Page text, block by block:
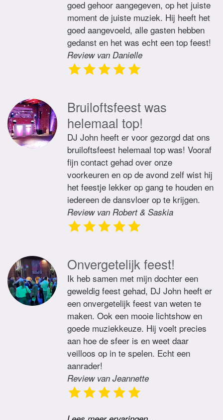
goed gehoor aangegeven, op het juiste
moment de juiste muziek. Hij heeft het
goed aangevoeld, alle gasten hebben
gedanst en het was echt een top feest!
Review van Danielle
Bruiloftsfeest was
helemaal top!
DJ John heeft er voor gezorgd dat ons
bruiloftsfeest helemaal top was! Vooraf
fijn contact gehad over onze
voorkeuren en op de avond zelf wist hij
het feestje lekker op gang te houden en
iedereen de dansvloer op te krijgen.
Review van Robert & Saskia
Onvergetelijk feest!
Ik heb samen met mijn dochter een
geweldig feest gehad, DJ John heeft er
een onvergetelijk feest van weten te
maken. Ook een mooie lichtshow en
goede muziekkeuze. Hij voelt precies
aan hoe de sfeer is en weet daar
veilloos op in te spelen. Echt een
aanrader!
Review van Jeannette